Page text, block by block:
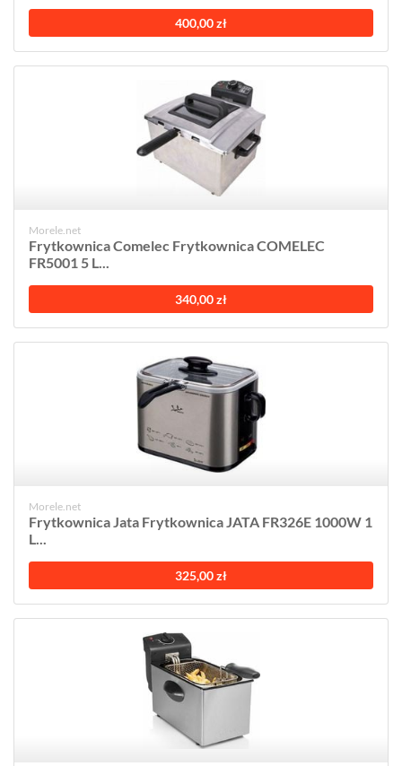
400,00 zł
Morele.net
Frytkownica Comelec Frytkownica COMELEC
FR5001 5 L...
340,00 zł
Morele.net
Frytkownica Jata Frytkownica JATA FR326E 1000W 1
L...
325,00 zł